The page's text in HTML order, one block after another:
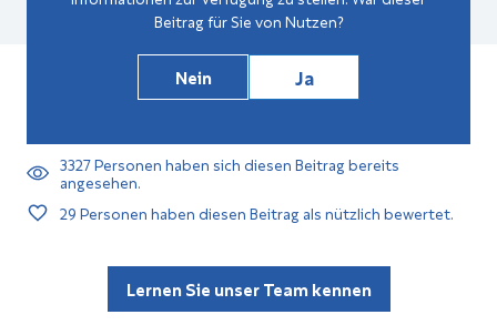
Beitrag für Sie von Nutzen?
Nein Ja
3327Personen haben sich diesen Beitrag bereits
angesehen.
29Personen haben diesen Beitrag als nützlich bewertet.
Lernen Sie unser Team kennen